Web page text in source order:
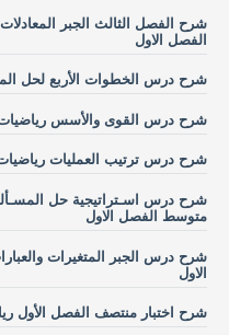
شرح الفصل الثالث الجبر
الفصل الاول
شرح درس الخطوات الأربع لحل
شرح درس القوى والأسس
شرح درس ترتيب العمليات
شرح درس اسـتراتيجية حل
متوسط الفصل الاول
شرح درس الجبر المتغيرات
الاول
شرح اختبار منتصف الفصل الأول